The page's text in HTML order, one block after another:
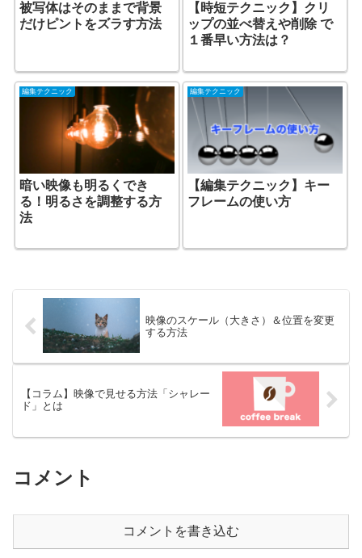
被写体はそのままで背景
だけピントをズラす方法
【時短テクニック】クリ
ップの並べ替えや削除 で
１番早い方法は？
編集テクニック
暗い映像も明るくでき
る！明るさを調整する方
法
編集テクニック
【編集テクニック】キー
フレームの使い方
映像のスケール（大きさ）＆位置を変更
する方法
【コラム】映像で見せる方法「シャレー
ド」とは
コメント
コメントを書き込む